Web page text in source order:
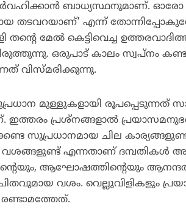
ബാധ്യസ്ഥനുമാണ്. ഓരോ
തടവറയാണ്’ എന്ന്
തന്റെ മേല്‍ കെട്ടിവെച്ച
ഒരുപാട് കാലം സ്വപ്‌നം
വിസ്മരിക്കുന്നു.
സുപ്രധാന മുള്ളുകളായി രൂപപ്പെടുന്നത്
പ്രശ്‌നങ്ങളാല്‍
സുപ്രധാനമായ ചില
എന്നതാണ് ദമ്പതികള്‍
ആഘോഷത്തിന്റെയും
വശം. വെല്ലുവിളികളും